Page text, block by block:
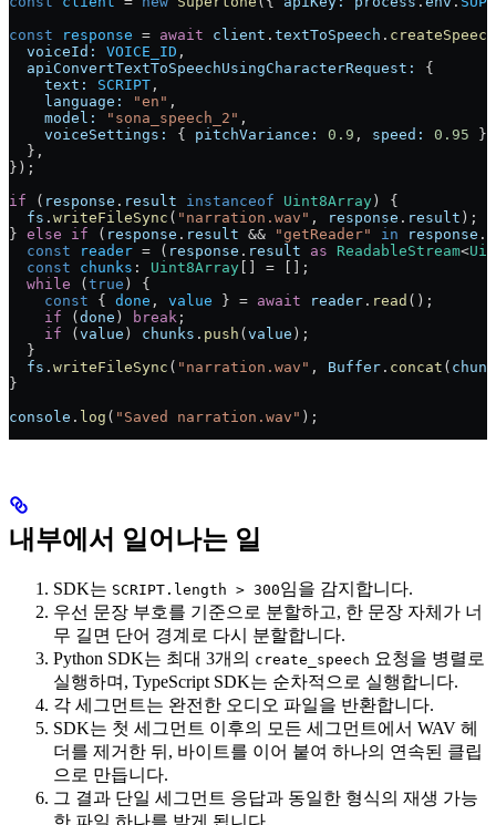
const response = await client . textToSpeech . createSpeech
  voiceId:
VOICE_ID ,
  apiConvertTextToSpeechUsingCharacterRequest:
{
    text:
SCRIPT ,
    language:
"en" ,
    model:
"sona_speech_2" ,
    voiceSettings:
{ pitchVariance: 0.9 , speed: 0.95 },
  },
});
if ( response . result instanceof Uint8Array ) {
  fs
. writeFileSync ( "narration.wav" , response . result );
} else if ( response . result && "getReader" in response .
  const
reader = ( response . result as ReadableStream<
  const
chunks : Uint8Array [] = [];
  while
(true ) {
    const
{ done , value } = await reader . read ();
    if
(done ) break ;
    if
(value ) chunks . push (value );
  }
  fs
. writeFileSync ( "narration.wav" , Buffer . concat (
}
console . log ( "Saved narration.wav" );
내부에서 일어나는 일
SDK는 SCRIPT.length > 300임을 감지합니다.
우선 문장 부호를 기준으로 분할하고, 한 문장 자체가 너
무 길면 단어 경계로 다시 분할합니다.
Python SDK는 최대 3개의 create_speech 요청을 병렬로
실행하며, TypeScript SDK는 순차적으로 실행합니다.
각 세그먼트는 완전한 오디오 파일을 반환합니다.
SDK는 첫 세그먼트 이후의 모든 세그먼트에서 WAV 헤
더를 제거한 뒤, 바이트를 이어 붙여 하나의 연속된 클립
으로 만듭니다.
그 결과 단일 세그먼트 응답과 동일한 형식의 재생 가능